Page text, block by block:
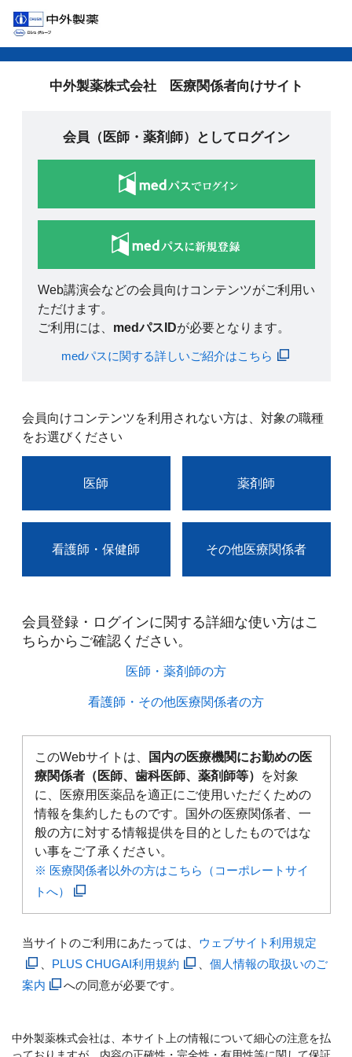
中外製薬株式会社 医療関係者向けサイト
会員（医師・薬剤師）としてログイン
Web講演会などの会員向けコンテンツがご利用い
ただけます。
ご利用には、 medパスIDが必要となります。
medパスに関する詳しいご紹介はこちら
会員向けコンテンツを利用されない方は、対象の職種
をお選びください
医師 薬剤師
看護師・保健師 その他医療関係者
会員登録・ログインに関する詳細な使い方はこ
ちらからご確認ください。​
医師・薬剤師の方​
看護師・その他医療関係者の方​
このWebサイトは、
国内の医療機関にお勤めの医
療関係者（医師、歯科医師、薬剤師等）
を対象
に、医療用医薬品を適正にご使用いただくための
情報を集約したものです。国外の医療関係者、一
般の方に対する情報提供を目的としたものではな
い事をご了承ください。
※ 医療関係者以外の方はこちら（コーポレートサイ
トへ）
当サイトのご利用にあたっては、 ウェブサイト利用規定
PLUS CHUGAI利用規約
個人情報の取扱いのご
案内
への同意が必要です。
中外製薬株式会社は、本サイト上の情報について細心の注意を払
っておりますが、内容の正確性・完全性・有用性等に関して保証